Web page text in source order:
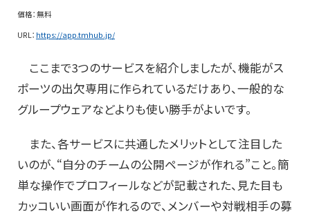
価格：無料
URL： https://app.tmhub.jp/
ここまで3つのサービスを紹介しましたが、機能がス
ポーツの出欠専用に作られているだけあり、一般的な
グループウェアなどよりも使い勝手がよいです。
また、各サービスに共通したメリットとして注目した
いのが、“自分のチームの公開ページが作れる”こと。簡
単な操作でプロフィールなどが記載された、見た目も
カッコいい画面が作れるので、メンバーや対戦相手の募